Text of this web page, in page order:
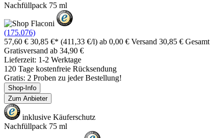
Nachfüllpack 75 ml
(175.076)
57,60 € 30,85 €* (411,33 €/l) ab 0,00 € Versand 30,85 € Gesamt
Gratisversand ab 34,90 €
Lieferzeit: 1-2 Werktage
120 Tage kostenfreie Rücksendung
Gratis: 2 Proben zu jeder Bestellung!
Shop-Info
Zum Anbieter
inklusive Käuferschutz
Nachfüllpack 75 ml